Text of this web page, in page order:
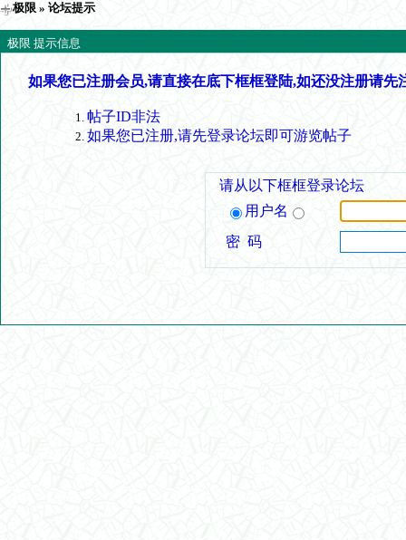
极限 » 论坛提示
极限 提示信息
如果您已注册会员,请直接在底下框框登陆,如还没注册请先
帖子ID非法
如果您已注册,请先登录论坛即可游览帖子
请从以下框框登录论坛
用户名
密 码